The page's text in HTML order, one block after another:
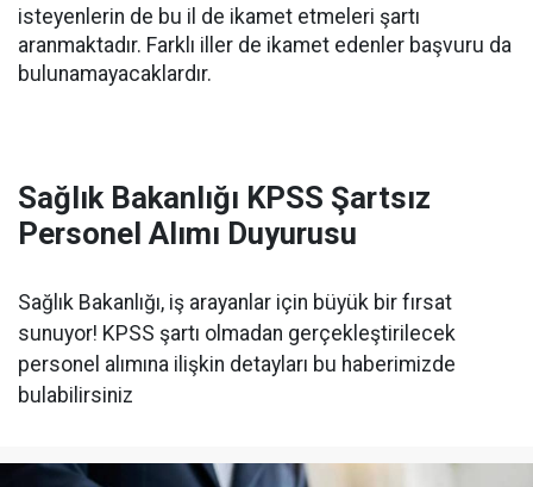
isteyenlerin de bu il de ikamet etmeleri şartı
aranmaktadır. Farklı iller de ikamet edenler başvuru da
bulunamayacaklardır.
Sağlık Bakanlığı KPSS Şartsız
Personel Alımı Duyurusu
Sağlık Bakanlığı, iş arayanlar için büyük bir fırsat
sunuyor! KPSS şartı olmadan gerçekleştirilecek
personel alımına ilişkin detayları bu haberimizde
bulabilirsiniz